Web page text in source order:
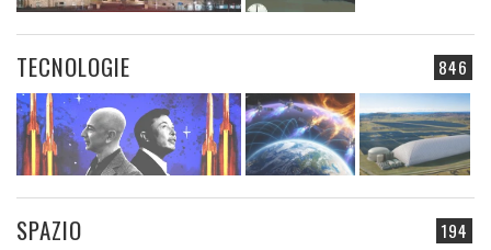
846
TECNOLOGIE
194
SPAZIO